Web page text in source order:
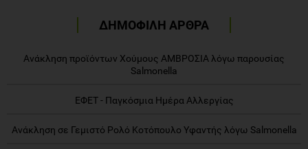
ΔΗΜΟΦΙΛΗ ΑΡΘΡΑ
Ανάκληση προϊόντων Χούμους ΑΜΒΡΟΣΙΑ λόγω παρουσίας
Salmonella
ΕΦΕΤ - Παγκόσμια Ημέρα Αλλεργίας
Ανάκληση σε Γεμιστό Ρολό Κοτόπουλο Υφαντής λόγω Salmonella